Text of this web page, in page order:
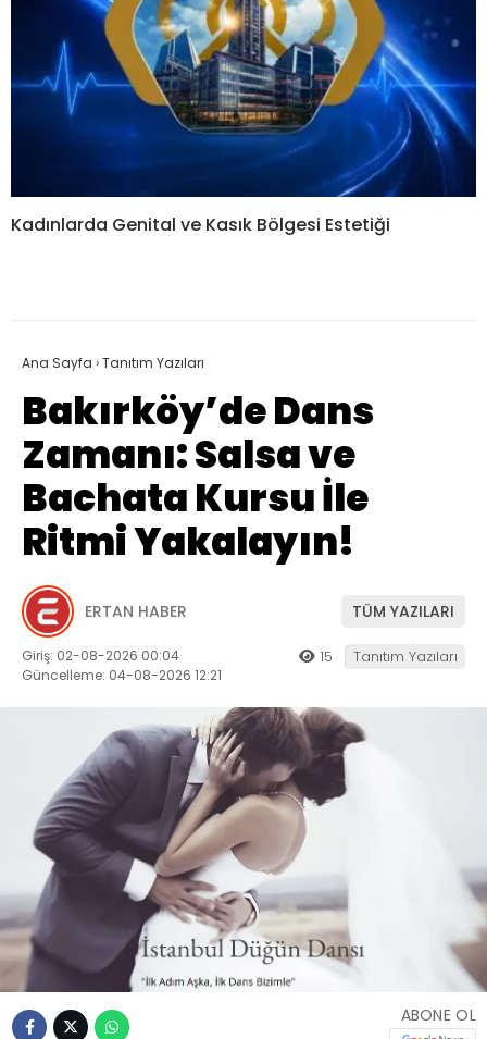
Kadınlarda Genital ve Kasık Bölgesi Estetiği
Ana Sayfa ›Tanıtım Yazıları
Bakırköy’de Dans
Zamanı: Salsa ve
Bachata Kursu İle
Ritmi Yakalayın!
ERTAN HABER TÜM YAZILARI
Giriş: 02-08-2026 00:04
Güncelleme: 04-08-2026 12:21
15 Tanıtım Yazıları
ABONE OL